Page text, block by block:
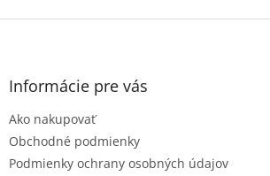
Z
Informácie pre vás
Ako nakupovať
Obchodné podmienky
Podmienky ochrany osobných údajov